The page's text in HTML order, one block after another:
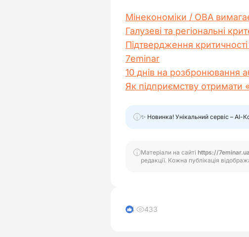
Мінекономіки / ОВА
Галузеві та регіональні
Підтвердження
7eminar
10 днів на розбронювання
Як підприємству отримати
✨ Новинка! Унікальний сервіс –
Матеріали на сайті https://7eminar.ua
редакції. Кожна публікація
4 433